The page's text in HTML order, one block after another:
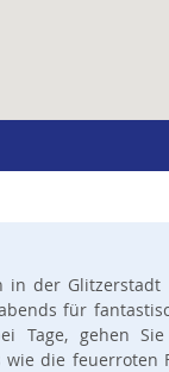
der Glitzerstadt
für
Tage, gehen
die